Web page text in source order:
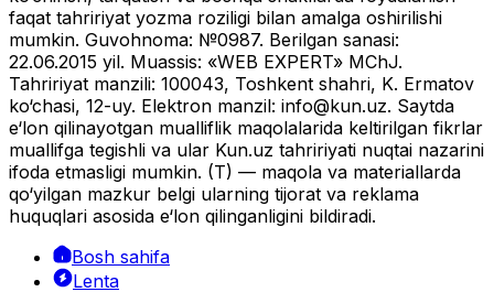
faqat tahririyat yozma roziligi bilan amalga oshirilishi
mumkin. Guvohnoma: №0987. Berilgan sanasi:
22.06.2015 yil. Muassis: «WEB EXPERT» MChJ.
Tahririyat manzili: 100043, Toshkent shahri, K. Ermatov
ko‘chasi, 12-uy. Elektron manzil: info@kun.uz. Saytda
e‘lon qilinayotgan mualliflik maqolalarida keltirilgan fikrlar
muallifga tegishli va ular Kun.uz tahririyati nuqtai nazarini
ifoda etmasligi mumkin. (T) — maqola va materiallarda
qo‘yilgan mazkur belgi ularning tijorat va reklama
huquqlari asosida e‘lon qilinganligini bildiradi.
Bosh sahifa
Lenta